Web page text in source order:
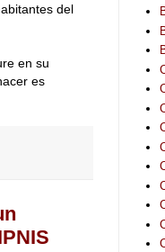
del
en su
es